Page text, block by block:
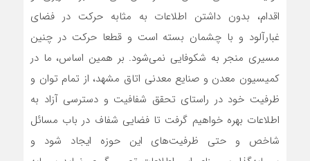
اقدام، بدون داشتن اطلاعات به مثابه حرکت در فضای
غبارآلود و با چشمان بسته است و قطعا حرکت در چنین
مسیری منجر به شکوفایی نمی‌شود. بر همین اساس، ما در
کمیسیون معدن و صنایع معدنی اتاق مشهد، از تمام توان و
ظرفیت خود در راستای تحقق شفافیت و دسترسی آزاد به
اطلاعات بهره خواهیم گرفت تا فضایی شفاف در باب مسائل
شاخص و حتی ظرفیت‌های این حوزه ایجاد شود و